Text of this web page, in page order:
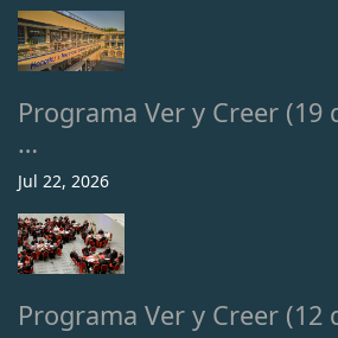
Programa Ver y Creer (19
…
Jul 22, 2026
Programa Ver y Creer (12